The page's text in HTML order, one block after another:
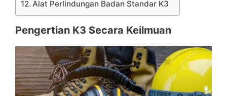
Alat Perlindungan Badan Standar K3
Pengertian K3 Secara Keilmuan